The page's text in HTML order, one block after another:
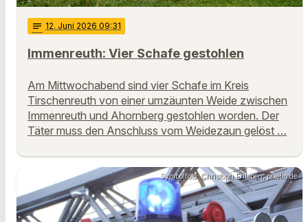
notes 12. Juni 2026 09:31
Immenreuth: Vier Schafe gestohlen
Am Mittwochabend sind vier Schafe im Kreis
Tirschenreuth von einer umzäunten Weide zwischen
Immenreuth und Ahornberg gestohlen worden. Der
Täter muss den Anschluss vom Weidezaun gelöst …
Symbolfoto: Christoph Ehleben, pixelio.de